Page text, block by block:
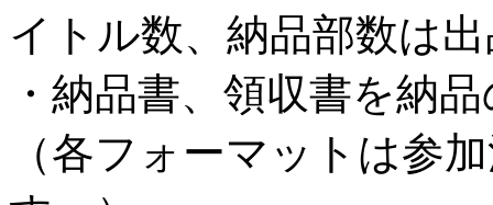
イトル数、納品部数は
・納品書、領収書を納
（各フォーマットは参